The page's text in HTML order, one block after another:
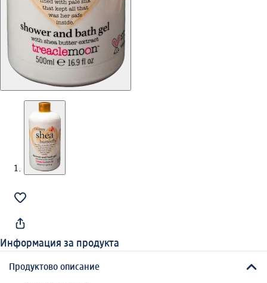
Информация за продукта
Продуктово описание